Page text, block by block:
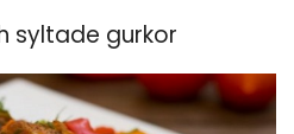
syltade gurkor